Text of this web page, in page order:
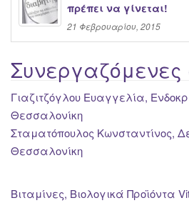
πρέπει να γίνεται!
21 Φεβρουαρίου, 2015
Συνεργαζόμενες
Γιαζιτζόγλου Ευαγγελία,
Θεσσαλονίκη
Σταματόπουλος Κωνσταντίνος,
Θεσσαλονίκη
Βιταμίνες, Βιολογικά Προϊόντα